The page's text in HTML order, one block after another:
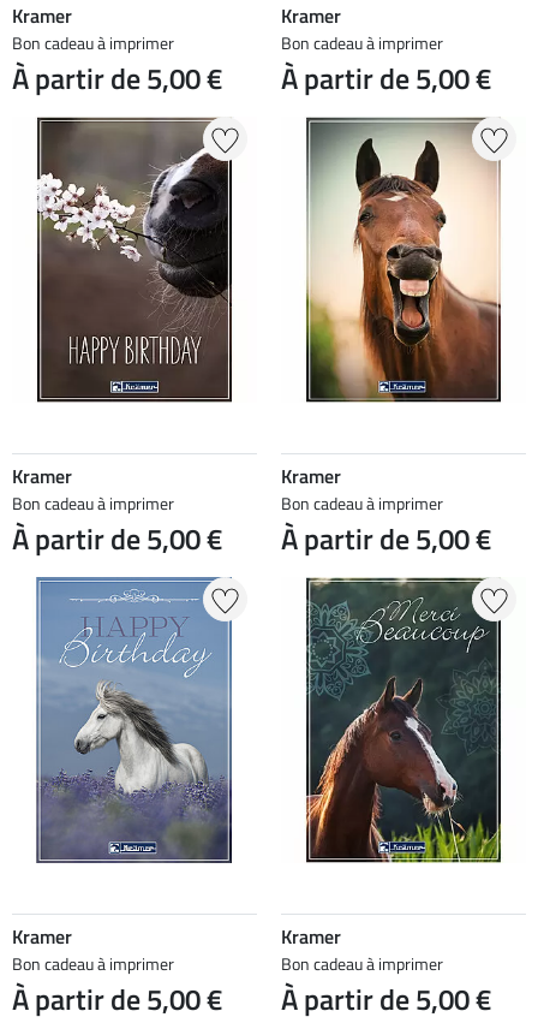
Kramer
Bon cadeau à imprimer
À partir de 5,00 €
Kramer
Bon cadeau à imprimer
À partir de 5,00 €
Kramer
Bon cadeau à imprimer
À partir de 5,00 €
Kramer
Bon cadeau à imprimer
À partir de 5,00 €
Kramer
Bon cadeau à imprimer
À partir de 5,00 €
Kramer
Bon cadeau à imprimer
À partir de 5,00 €